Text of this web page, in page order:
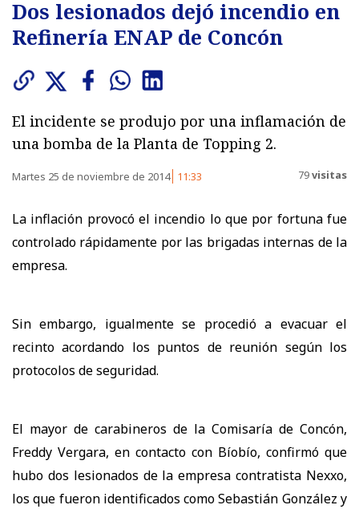
Dos lesionados dejó incendio en
Refinería ENAP de Concón
El incidente se produjo por una inflamación de
una bomba de la Planta de Topping 2.
Martes 25 de noviembre de 2014 11:33 79visitas
La inflación provocó el incendio lo que por fortuna fue
controlado rápidamente por las brigadas internas de la
empresa.
Sin embargo, igualmente se procedió a evacuar el
recinto acordando los puntos de reunión según los
protocolos de seguridad.
El mayor de carabineros de la Comisaría de Concón,
Freddy Vergara, en contacto con Bíobío, confirmó que
hubo dos lesionados de la empresa contratista Nexxo,
los que fueron identificados como Sebastián González y